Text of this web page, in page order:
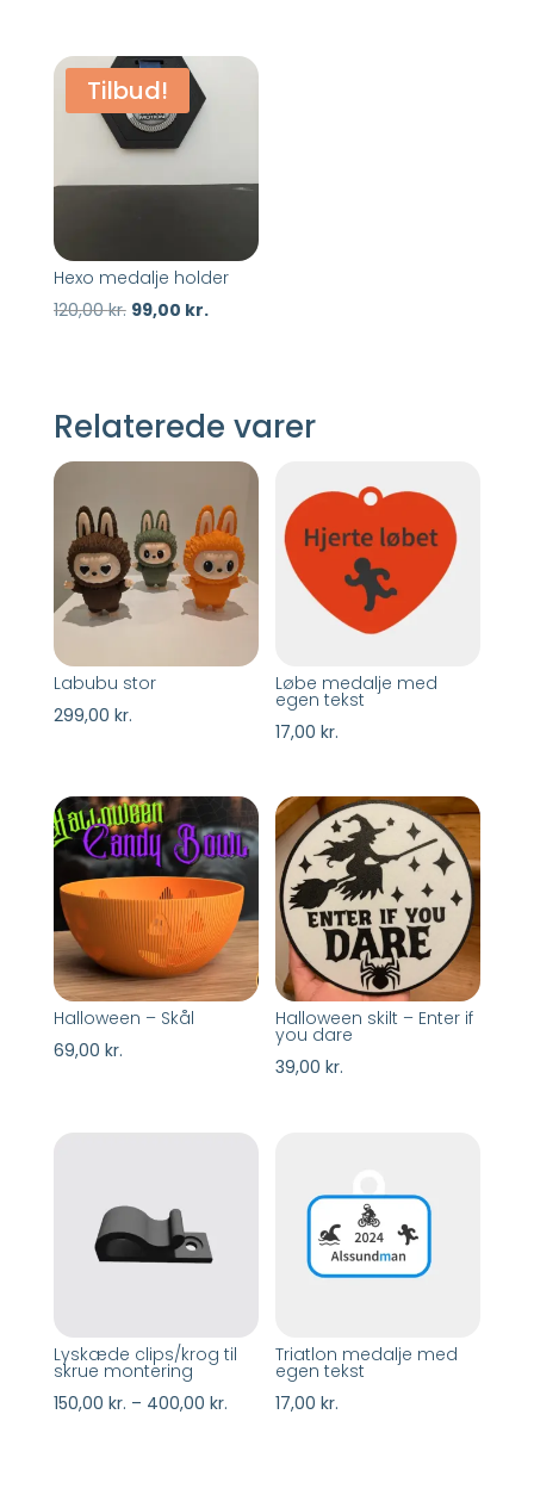
Tilbud!
Hexo medalje holder
120,00kr. 99,00 kr.
Relaterede varer
Labubu stor
299,00 kr.
Løbe medalje med
egen tekst
17,00kr.
Halloween – Skål
69,00 kr.
Halloween skilt – Enter if
you dare
39,00kr.
Lyskæde clips/krog til
skrue montering
150,00 kr. – 400,00 kr.Prisinterval:
Triatlon medalje med
egen tekst
17,00kr.